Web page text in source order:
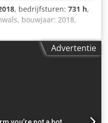
, bedrijfsturen: 731 h,
bouwjaar: 2018,
Kubota [55,4 kW/75
7.300 kg, gladde trommel,
Ajzq Tzyehlof Op
of financieringsvoorstel
graag te woord. Meer
Advertentie